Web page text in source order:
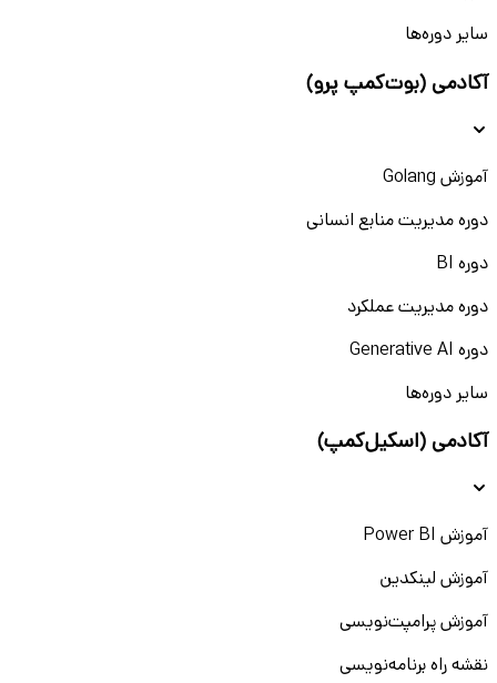
سایر دوره‌ها
آکادمی (بوت‌کمپ پرو)
آموزش Golang
دوره مدیریت منابع انسانی
دوره BI
دوره مدیریت عملکرد
دوره Generative AI
سایر دوره‌ها
آکادمی (اسکیل‌کمپ)
آموزش Power BI
آموزش لینکدین
آموزش پرامپت‌نویسی
نقشه راه برنامه‌نویسی